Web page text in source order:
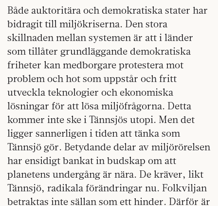
Både auktoritära och demokratiska stater har
bidragit till miljökriserna. Den stora
skillnaden mellan systemen är att i länder
som tillåter grundläggande demokratiska
friheter kan medborgare protestera mot
problem och hot som uppstår och fritt
utveckla teknologier och ekonomiska
lösningar för att lösa miljöfrågorna. Detta
kommer inte ske i Tännsjös utopi. Men det
ligger sannerligen i tiden att tänka som
Tännsjö gör. Betydande delar av miljörörelsen
har ensidigt bankat in budskap om att
planetens undergång är nära. De kräver, likt
Tännsjö, radikala förändringar nu. Folkviljan
betraktas inte sällan som ett hinder. Därför är